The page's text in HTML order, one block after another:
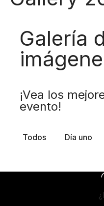
Galería
¡Vea los
evento!
Todos Día uno